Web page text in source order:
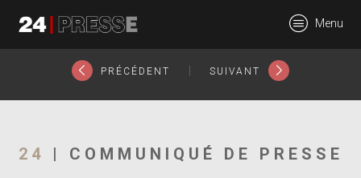
24Presse -
Communiqués de
Menu
PRÉCÉDENT SUIVANT
24 | COMMUNIQUÉ DE PRESSE